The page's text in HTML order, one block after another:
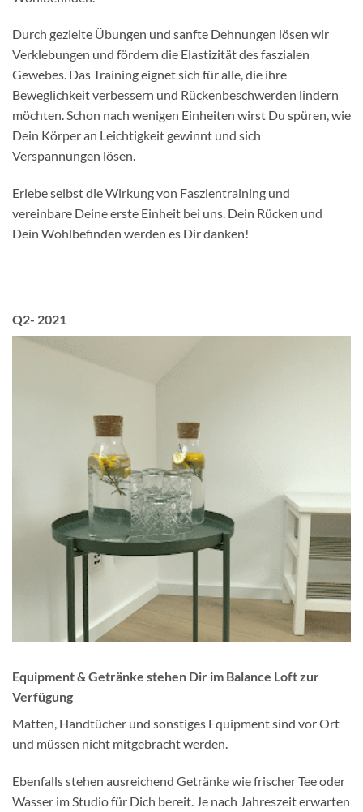
Durch gezielte Übungen und sanfte Dehnungen lösen wir
Verklebungen und fördern die Elastizität des faszialen
Gewebes. Das Training eignet sich für alle, die ihre
Beweglichkeit verbessern und Rückenbeschwerden lindern
möchten. Schon nach wenigen Einheiten wirst Du spüren, wie
Dein Körper an Leichtigkeit gewinnt und sich
Verspannungen lösen.
Erlebe selbst die Wirkung von Faszientraining und
vereinbare Deine erste Einheit bei uns. Dein Rücken und
Dein Wohlbefinden werden es Dir danken!
Q2- 2021
Equipment & Getränke stehen Dir im Balance Loft zur
Verfügung
Matten, Handtücher und sonstiges Equipment sind vor Ort
und müssen nicht mitgebracht werden.
Ebenfalls stehen ausreichend Getränke wie frischer Tee oder
Wasser im Studio für Dich bereit. Je nach Jahreszeit erwarten